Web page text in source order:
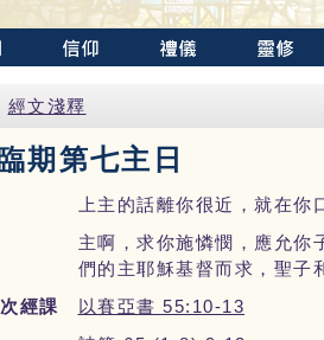
經文淺釋
期第七主日
上主的話離你很近，就在
主啊，求你施憐憫，應允你
們的主耶穌基督而求，聖子
經課
以賽亞書 55:10-13